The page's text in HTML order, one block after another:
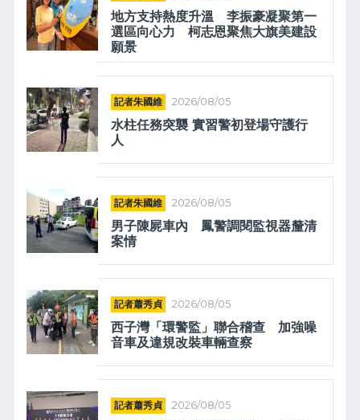
地方支持熱度升溫 李振豪凝聚第一
選區向心力 柯志恩聚焦大旗美建設
願景
記者朱國維 2026/08/05
水柱任務突襲 實習警初登場守護行
人
記者朱國維 2026/08/05
男子陳屍車內 鳳警調閱監視器釐清
案情
記者蕭秀貞 2026/08/05
西子灣「環警監」聯合稽查 加強噪
音車及違規改裝車輛查察
記者蕭秀貞 2026/08/05